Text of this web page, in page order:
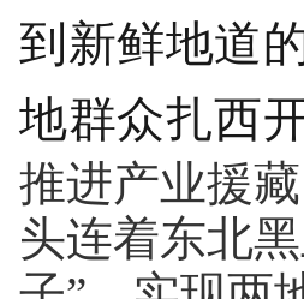
到新鲜地道
地群众扎西
推进产业援
头连着东北